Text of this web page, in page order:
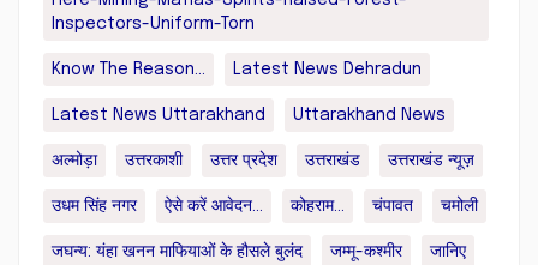
Inspectors-Uniform-Torn
Know The Reason... Latest News Dehradun
Latest News Uttarakhand Uttarakhand News
अल्मोड़ा उत्तरकाशी उत्तर प्रदेश उत्तराखंड उत्तराखंड न्यूज़
उधम सिंह नगर ऐसे करें आवेदन... कोहराम... चंपावत चमोली
जघन्य: यंहा खनन माफियाओं के हौसले बुलंद जम्मू-कश्मीर जानिए